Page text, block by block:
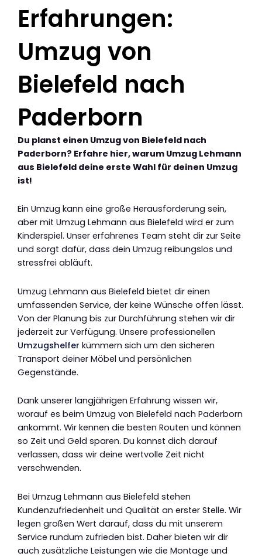
Erfahrungen:
Umzug von
Bielefeld nach
Paderborn
Du planst einen Umzug von Bielefeld nach
Paderborn? Erfahre hier, warum Umzug Lehmann
aus Bielefeld deine erste Wahl für deinen Umzug
ist!
Ein Umzug kann eine große Herausforderung sein,
aber mit Umzug Lehmann aus Bielefeld wird er zum
Kinderspiel. Unser erfahrenes Team steht dir zur Seite
und sorgt dafür, dass dein Umzug reibungslos und
stressfrei abläuft.
Umzug Lehmann aus Bielefeld bietet dir einen
umfassenden Service, der keine Wünsche offen lässt.
Von der Planung bis zur Durchführung stehen wir dir
jederzeit zur Verfügung. Unsere professionellen
Umzugshelfer kümmern sich um den sicheren
Transport deiner Möbel und persönlichen
Gegenstände.
Dank unserer langjährigen Erfahrung wissen wir,
worauf es beim Umzug von Bielefeld nach Paderborn
ankommt. Wir kennen die besten Routen und können
so Zeit und Geld sparen. Du kannst dich darauf
verlassen, dass wir deine wertvolle Zeit nicht
verschwenden.
Bei Umzug Lehmann aus Bielefeld stehen
Kundenzufriedenheit und Qualität an erster Stelle. Wir
legen großen Wert darauf, dass du mit unserem
Service rundum zufrieden bist. Daher bieten wir dir
auch zusätzliche Leistungen wie die Montage und